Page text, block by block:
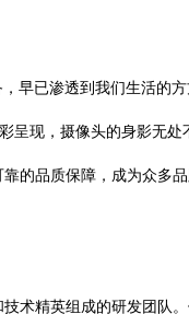
已渗透到我们生活的方
呈现，摄像头的身影无
的品质保障，成为众多
精英组成的研发团队